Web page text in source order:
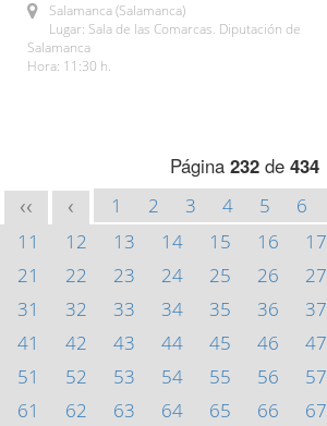
Salamanca (Salamanca)
Lugar: Sala de las Comarcas. Diputación de
Salamanca
Hora: 11:30 h.
Página 232de 434
<< < 1 2 3 4 5 6
11
12 13 14 15 16 17
21
22 23 24 25 26 27
31
32 33 34 35 36 37
41
42 43 44 45 46 47
51
52 53 54 55 56 57
61
62 63 64 65 66 67